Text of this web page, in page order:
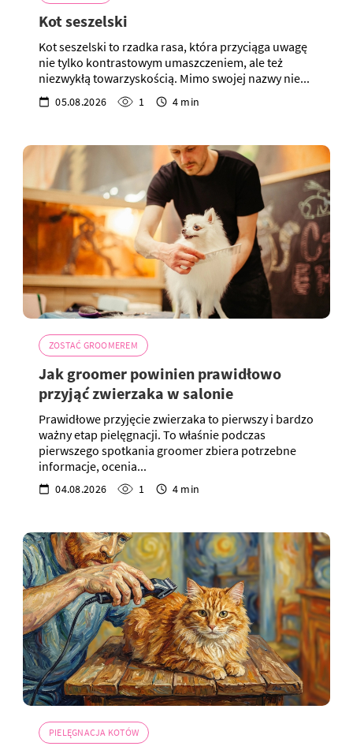
Kot seszelski
Kot seszelski to rzadka rasa, która przyciąga uwagę
nie tylko kontrastowym umaszczeniem, ale też
niezwykłą towarzyskością. Mimo swojej nazwy nie...
05.08.2026 1 4 min
ZOSTAĆ GROOMEREM
Jak groomer powinien prawidłowo
przyjąć zwierzaka w salonie
Prawidłowe przyjęcie zwierzaka to pierwszy i bardzo
ważny etap pielęgnacji. To właśnie podczas
pierwszego spotkania groomer zbiera potrzebne
informacje, ocenia...
04.08.2026 1 4 min
PIELĘGNACJA KOTÓW